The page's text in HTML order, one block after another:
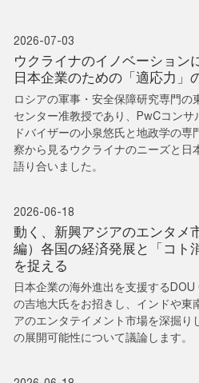
2026-07-03
ウクライナのイノベーショ
日本企業のための「適応力」
ロシアの軍事・安全保障研究専門の
センター准教授であり、PwCコン
ドバイザーの小泉悠氏と地政学の専
察から見るウクライナのニーズと日
語り合いました。
2026-06-18
動く、新興アジアのエンタメ
編）各国の経済発展と「コト
を捉える
日本企業の海外進出を支援する
の吉地大氏をお招きし、インドや東
アのエンタテイメント市場を深掘り
の展開可能性について議論します。